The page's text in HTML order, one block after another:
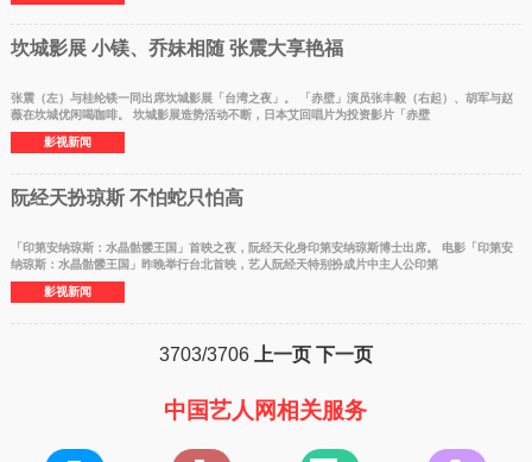
坎城影展 小镁、乔妹相随 张震大享艳福
张震（左）与桂纶镁一同出席坎城影展「台湾之夜」。 「赤壁」演员张丰毅（右起）、胡军与赵
薇在坎城优闲喝咖啡。 坎城影展造势活动不断，日本艾回唱片为投资影片「赤壁
影视新闻
阮经天扮琼斯 不怕蛇只怕高
「印第安纳琼斯：水晶骷髅王国」首映之夜，阮经天化身印第安纳琼斯博士出席。 电影「印第安
纳琼斯：水晶骷髅王国」昨晚举行台北首映，艺人阮经天特别扮成片中主人公印第
影视新闻
3703/3706 上一页 下一页
中国艺人网相关服务